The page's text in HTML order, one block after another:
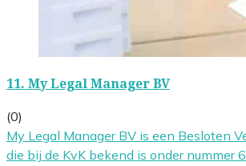
11. My Legal Manager BV
(0)
My Legal Manager BV is een Besloten
die bij de KvK bekend is onder nummer